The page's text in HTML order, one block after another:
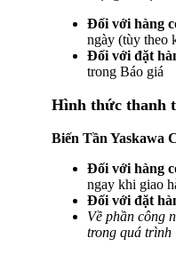
Đối với hàng
ngày (tùy theo
Đối với đặt
trong Báo giá
Hình thức thanh
Biến Tần Yaskawa
Đối với hàng
ngay khi giao
Đối với đặt
Về phần công
trong quá trình